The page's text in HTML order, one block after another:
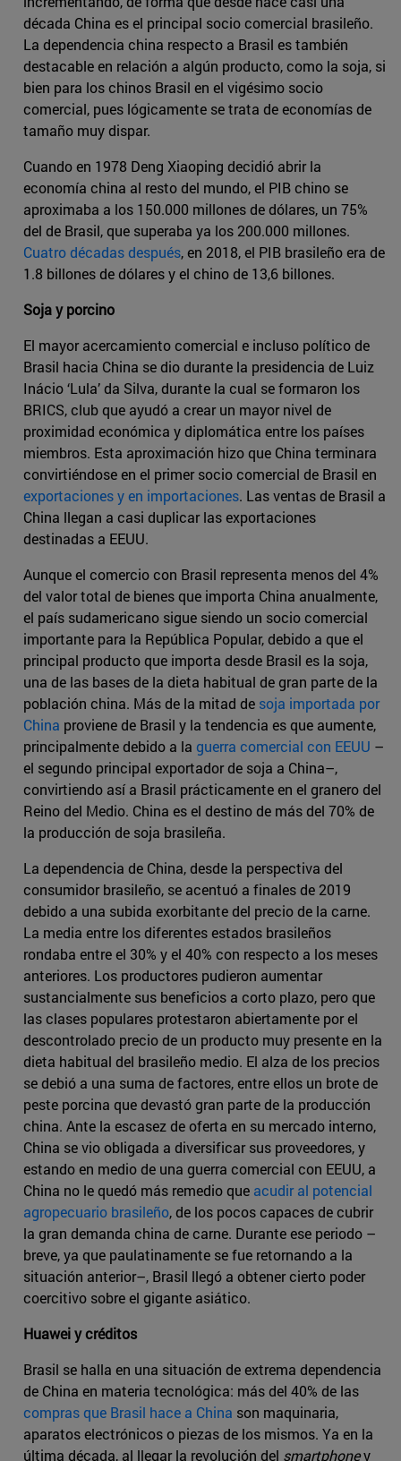
década China es el principal socio comercial brasileño.
La dependencia china respecto a Brasil es también
destacable en relación a algún producto, como la soja, si
bien para los chinos Brasil en el vigésimo socio
comercial, pues lógicamente se trata de economías de
tamaño muy dispar.
Cuando en 1978 Deng Xiaoping decidió abrir la
economía china al resto del mundo, el PIB chino se
aproximaba a los 150.000 millones de dólares, un 75%
del de Brasil, que superaba ya los 200.000 millones.
Cuatro décadas después, en 2018, el PIB brasileño era de
1.8 billones de dólares y el chino de 13,6 billones.
Soja y porcino
El mayor acercamiento comercial e incluso político de
Brasil hacia China se dio durante la presidencia de Luiz
Inácio ‘Lula’ da Silva, durante la cual se formaron los
BRICS, club que ayudó a crear un mayor nivel de
proximidad económica y diplomática entre los países
miembros. Esta aproximación hizo que China terminara
convirtiéndose en el primer socio comercial de Brasil en
exportaciones y en importaciones. Las ventas de Brasil a
China llegan a casi duplicar las exportaciones
destinadas a EEUU.
Aunque el comercio con Brasil representa menos del 4%
del valor total de bienes que importa China anualmente,
el país sudamericano sigue siendo un socio comercial
importante para la República Popular, debido a que el
principal producto que importa desde Brasil es la soja,
una de las bases de la dieta habitual de gran parte de la
población china. Más de la mitad de soja importada por
China proviene de Brasil y la tendencia es que aumente,
principalmente debido a la guerra comercial con EEUU –
el segundo principal exportador de soja a China–,
convirtiendo así a Brasil prácticamente en el granero del
Reino del Medio. China es el destino de más del 70% de
la producción de soja brasileña.
La dependencia de China, desde la perspectiva del
consumidor brasileño, se acentuó a finales de 2019
debido a una subida exorbitante del precio de la carne.
La media entre los diferentes estados brasileños
rondaba entre el 30% y el 40% con respecto a los meses
anteriores. Los productores pudieron aumentar
sustancialmente sus beneficios a corto plazo, pero que
las clases populares protestaron abiertamente por el
descontrolado precio de un producto muy presente en la
dieta habitual del brasileño medio. El alza de los precios
se debió a una suma de factores, entre ellos un brote de
peste porcina que devastó gran parte de la producción
china. Ante la escasez de oferta en su mercado interno,
China se vio obligada a diversificar sus proveedores, y
estando en medio de una guerra comercial con EEUU, a
China no le quedó más remedio que acudir al potencial
agropecuario brasileño, de los pocos capaces de cubrir
la gran demanda china de carne. Durante ese periodo –
breve, ya que paulatinamente se fue retornando a la
situación anterior–, Brasil llegó a obtener cierto poder
coercitivo sobre el gigante asiático.
Huawei y créditos
Brasil se halla en una situación de extrema dependencia
de China en materia tecnológica: más del 40% de las
compras que Brasil hace a China son maquinaria,
aparatos electrónicos o piezas de los mismos. Ya en la
última década, al llegar la revolución del smartphoney